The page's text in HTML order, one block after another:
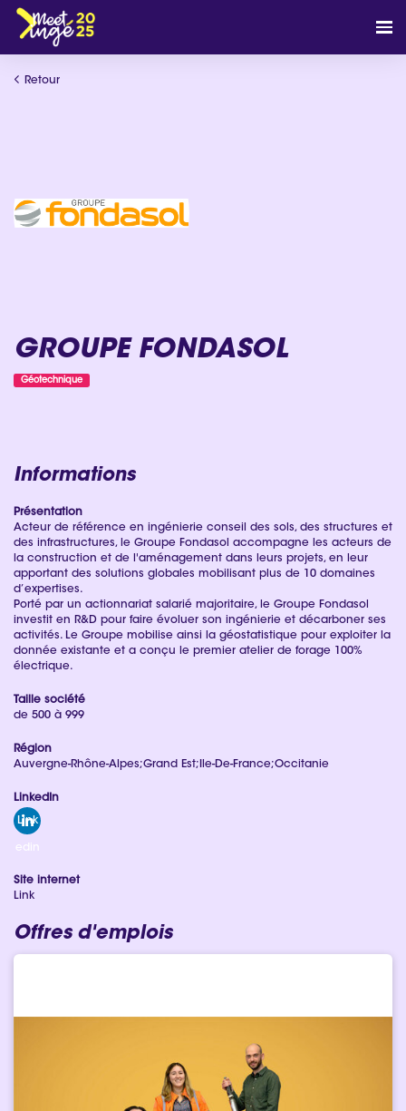
Retour
GROUPE FONDASOL
Géotechnique
Informations
Présentation
Acteur de référence en ingénierie conseil des sols, des structures et
des infrastructures, le Groupe Fondasol accompagne les acteurs de
la construction et de l'aménagement dans leurs projets, en leur
apportant des solutions globales mobilisant plus de 10 domaines
d’expertises.
Porté par un actionnariat salarié majoritaire, le Groupe Fondasol
investit en R&D pour faire évoluer son ingénierie et décarboner ses
activités. Le Groupe mobilise ainsi la géostatistique pour exploiter la
donnée existante et a conçu le premier atelier de forage 100%
électrique.
Taille société
de 500 à 999
Région
Auvergne-Rhône-Alpes;Grand Est;Ile-De-France;Occitanie
LinkedIn
Link
edin
Site internet
Link
Offres d'emplois